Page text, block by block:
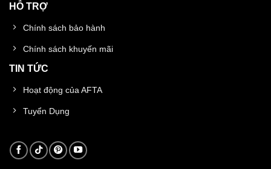
HỖ TRỢ
Chính sách bảo hành
Chính sách khuyến mãi
TIN TỨC
Hoạt động của AFTA
Tuyển Dụng